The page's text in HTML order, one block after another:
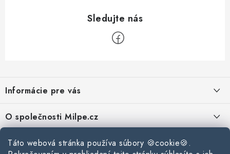
Táto webová stránka používa súbory 🍪cookie🍪.
p
ä
t
Informácie pre vás
Zásady používania súborov cookie
Podmínky ochrany osobních údajů
O společnosti Milpe.cz
Kontakty